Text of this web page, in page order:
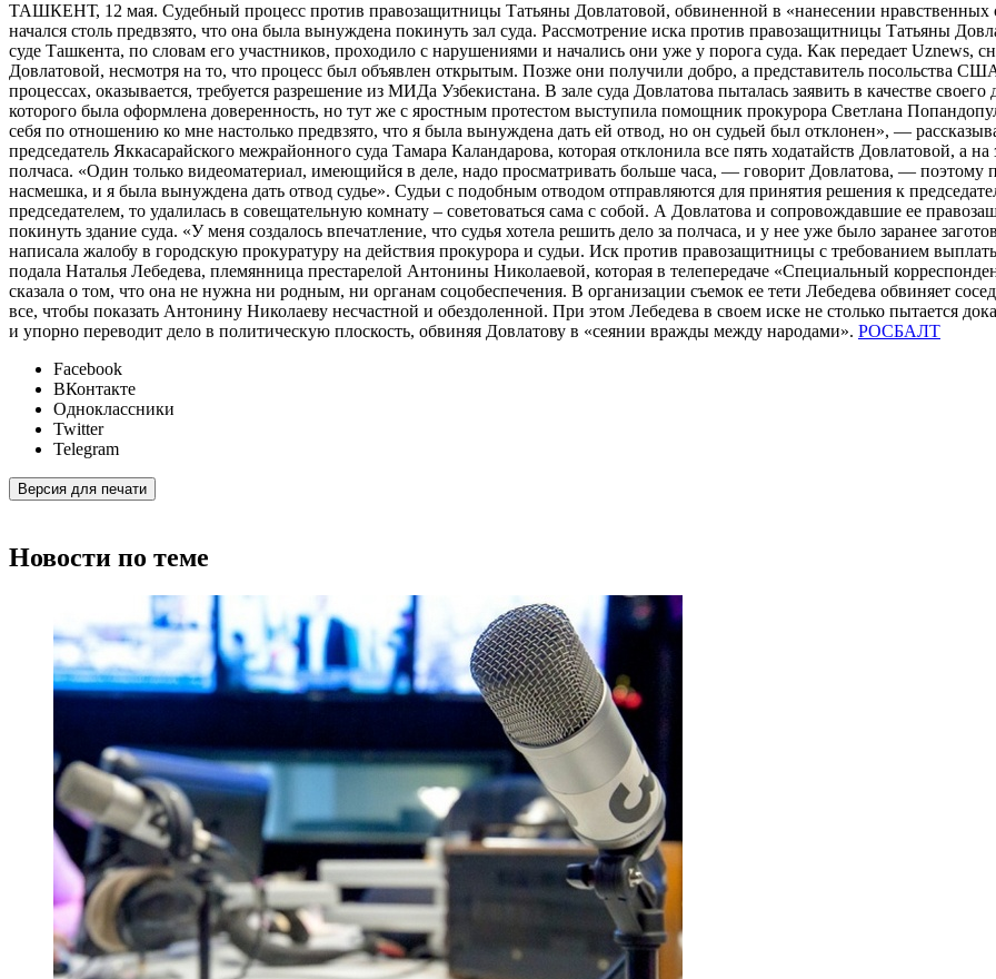
ТАШКЕНТ, 12 мая. Судебный процесс против правозащитницы Татьяны Довлатовой, обвиненной в «нанесении нравственных
начался столь предвзято, что она была вынуждена покинуть зал суда. Рассмотрение иска против правозащитницы Татьяны
суде Ташкента, по словам его участников, проходило с нарушениями и начались они уже у порога суда. Как передает Uznews,
Довлатовой, несмотря на то, что процесс был объявлен открытым. Позже они получили добро, а представитель посольства
процессах, оказывается, требуется разрешение из МИДа Узбекистана. В зале суда Довлатова пыталась заявить в качестве
которого была оформлена доверенность, но тут же с яростным протестом выступила помощник прокурора Светлана
себя по отношению ко мне настолько предвзято, что я была вынуждена дать ей отвод, но он судьей был отклонен», —
председатель Яккасарайского межрайонного суда Тамара Каландарова, которая отклонила все пять ходатайств Довлатовой, а
полчаса. «Один только видеоматериал, имеющийся в деле, надо просматривать больше часа, — говорит Довлатова, — поэтому
насмешка, и я была вынуждена дать отвод судье». Судьи с подобным отводом отправляются для принятия решения к
председателем, то удалилась в совещательную комнату – советоваться сама с собой. А Довлатова и сопровождавшие ее
покинуть здание суда. «У меня создалось впечатление, что судья хотела решить дело за полчаса, и у нее уже было заранее
написала жалобу в городскую прокуратуру на действия прокурора и судьи. Иск против правозащитницы с требованием
подала Наталья Лебедева, племянница престарелой Антонины Николаевой, которая в телепередаче «Специальный
сказала о том, что она не нужна ни родным, ни органам соцобеспечения. В организации съемок ее тети Лебедева обвиняет
все, чтобы показать Антонину Николаеву несчастной и обездоленной. При этом Лебедева в своем иске не столько пытается
и упорно переводит дело в политическую плоскость, обвиняя Довлатову в «сеянии вражды между народами». РОСБАЛТ
Facebook
ВКонтакте
Одноклассники
Twitter
Telegram
Версия для печати
Новости по теме